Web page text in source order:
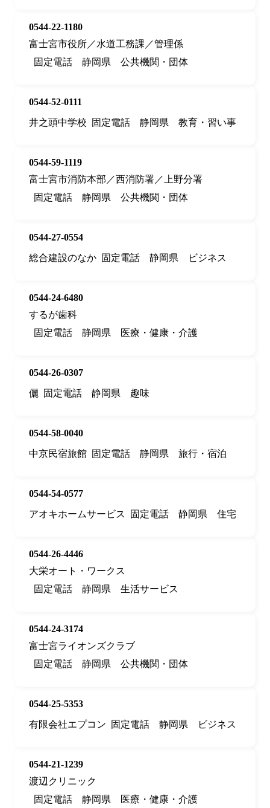
0544-22-1180
富士宮市役所／水道工務課／管理係
固定電話
静岡県 公共機関・団体
0544-52-0111
井之頭中学校
固定電話 静岡県 教育・習い事
0544-59-1119
富士宮市消防本部／西消防署／上野分署
固定電話
静岡県 公共機関・団体
0544-27-0554
総合建設のなか 固定電話 静岡県 ビジネス
0544-24-6480
するが歯科
固定電話
静岡県 医療・健康・介護
0544-26-0307
儷
固定電話 静岡県 趣味
0544-58-0040
中京民宿旅館 固定電話 静岡県 旅行・宿泊
0544-54-0577
アオキホームサービス
固定電話 静岡県 住宅
0544-26-4446
大栄オート・ワークス
固定電話
静岡県 生活サービス
0544-24-3174
富士宮ライオンズクラブ
固定電話
静岡県 公共機関・団体
0544-25-5353
有限会社エプコン
固定電話 静岡県 ビジネス
0544-21-1239
渡辺クリニック
固定電話
静岡県 医療・健康・介護